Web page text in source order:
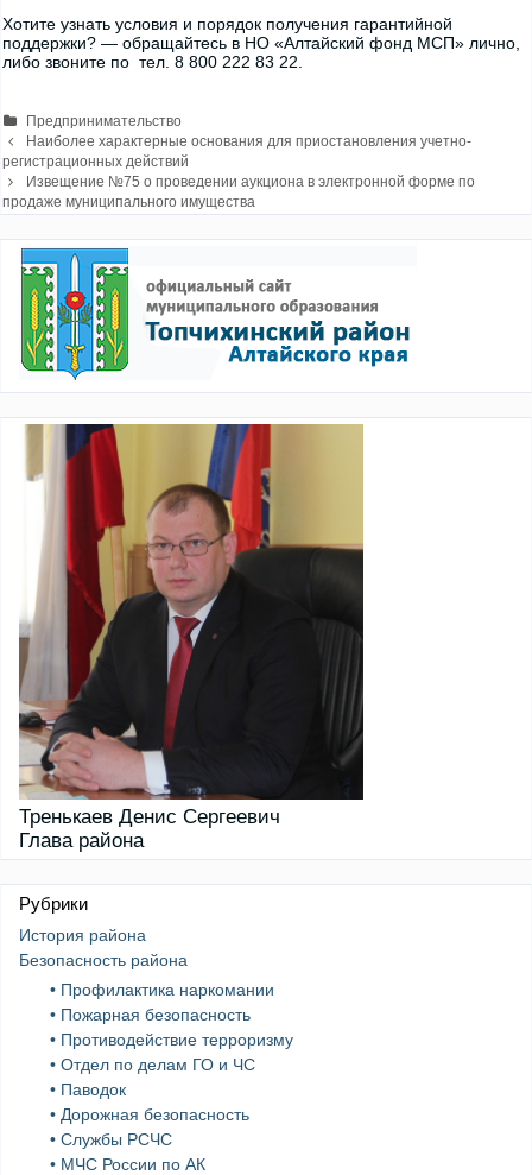
Хотите узнать условия и порядок получения гарантийной
поддержки? — обращайтесь в НО «Алтайский фонд МСП» лично,
либо звоните по тел. 8 800 222 83 22.
Рубрики
Предпринимательство
Навигация
записи
Наиболее характерные основания для приостановления учетно-
регистрационных действий
Извещение №75 о проведении аукциона в электронной форме по
продаже муниципального имущества
Тренькаев Денис Сергеевич
Глава района
Рубрики
История района
Безопасность района
• Профилактика наркомании
• Пожарная безопасность
• Противодействие терроризму
• Отдел по делам ГО и ЧС
• Паводок
• Дорожная безопасность
• Службы РСЧС
• МЧС России по АК